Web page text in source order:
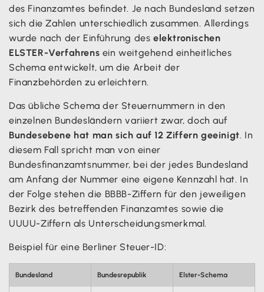
des Finanzamtes befindet. Je nach Bundesland setzen
sich die Zahlen unterschiedlich zusammen. Allerdings
wurde nach der Einführung deselektronischen
ELSTER-Verfahrens ein weitgehend einheitliches
Schema entwickelt, um die Arbeit der
Finanzbehörden zu erleichtern.
Das übliche Schema der Steuernummern in den
einzelnen Bundesländern variiert zwar, doch auf
Bundesebene hat man sich auf 12 Ziffern geeinigt. In
diesem Fall spricht man von einer
Bundesfinanzamtsnummer, bei der jedes Bundesland
am Anfang der Nummer eine eigene Kennzahl hat. In
der Folge stehen die BBBB-Ziffern für den jeweiligen
Bezirk des betreffenden Finanzamtes sowie die
UUUU-Ziffern als Unterscheidungsmerkmal.
Beispiel für eine Berliner Steuer-ID:
Bundesland Bundesrepublik Elster-Schema